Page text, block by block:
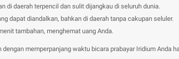
di daerah terpencil dan sulit dijangkau di seluruh dunia.
dapat diandalkan, bahkan di daerah tanpa cakupan seluler.
tambahan, menghemat uang Anda.
memperpanjang waktu bicara prabayar Iridium Anda